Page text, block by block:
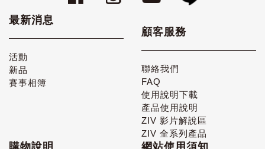
最新消息
活動
新品
賽事相簿
顧客服務
聯絡我們
FAQ
使用說明下載
產品使用說明
ZIV 影片解說區
ZIV 全系列產品